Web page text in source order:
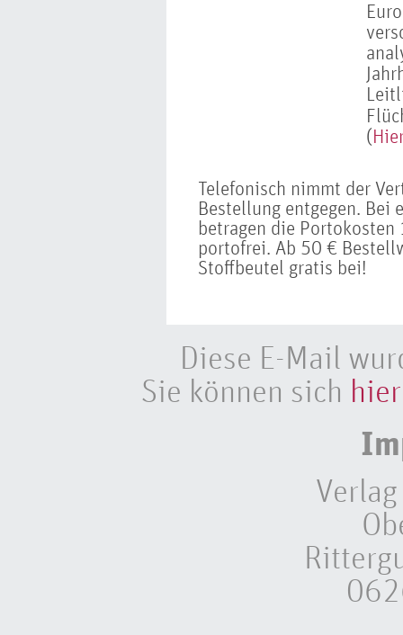
(
Telefonisch nimmt der
Bestellung entgegen.
betragen die
portofrei. Ab 50 €
Stoffbeutel gratis bei!
Diese E-Mail
Sie können sich hier